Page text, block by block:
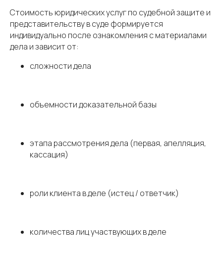
Стоимость юридических услуг по судебной защите и
представительству в суде формируется
индивидуально после ознакомления с материалами
дела и зависит от:
сложности дела
объемности доказательной базы
этапа рассмотрения дела (первая, апелляция,
кассация)
роли клиента в деле (истец / ответчик)
количества лиц участвующих в деле